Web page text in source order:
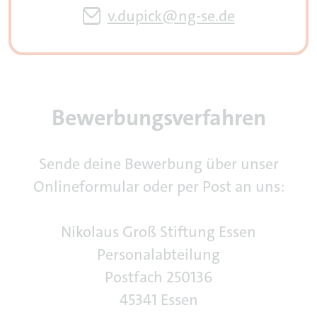
v.dupick@ng-se.de
Bewerbungsverfahren
Sende deine Bewerbung über unser
Onlineformular oder per Post an uns:
Nikolaus Groß Stiftung Essen
Personalabteilung
Postfach 250136
45341 Essen